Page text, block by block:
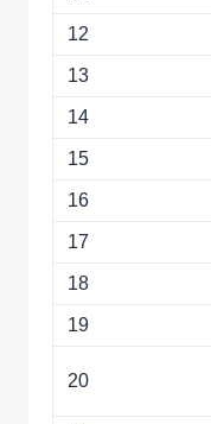
12
13
14
15
16
17
18
19
20